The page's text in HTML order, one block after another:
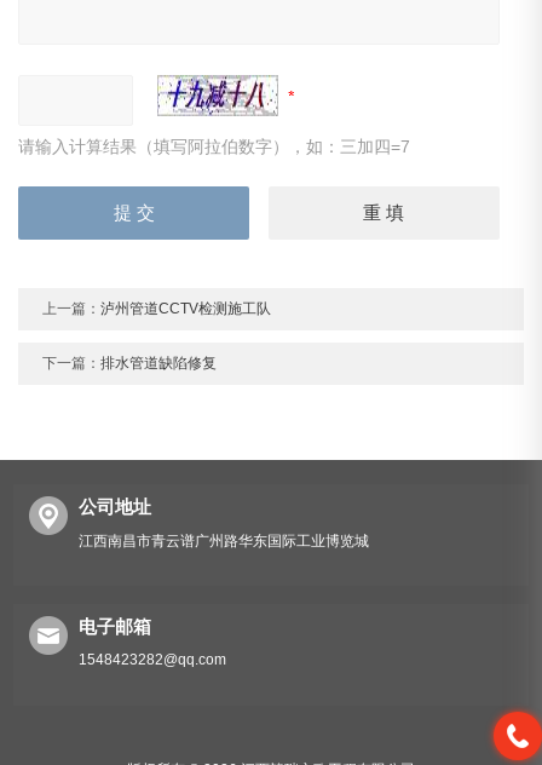
请输入计算结果（填写阿拉伯数字），如：三加四=7
上一篇：泸州管道CCTV检测施工队
下一篇：排水管道缺陷修复
公司地址
江西南昌市青云谱广州路华东国际工业博览城
电子邮箱
1548423282@qq.com